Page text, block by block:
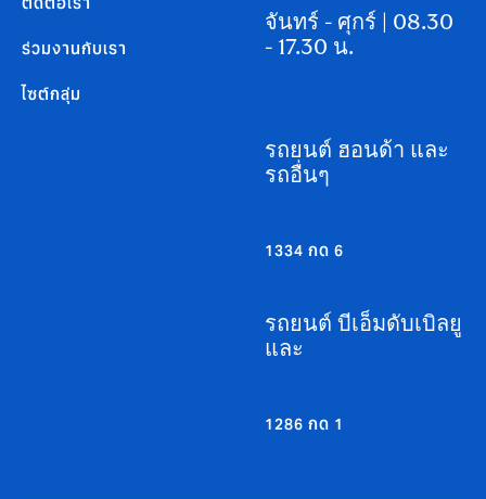
ร่วมงานกับเรา
ไซต์กลุ่ม
จันทร์ - ศุกร์ | 08.30
- 17.30 น.
รถยนต์ ฮอนด้า และ
รถอื่นๆ
1334 กด 6
รถยนต์ บีเอ็มดับเบิลยู
และ
1286 กด 1